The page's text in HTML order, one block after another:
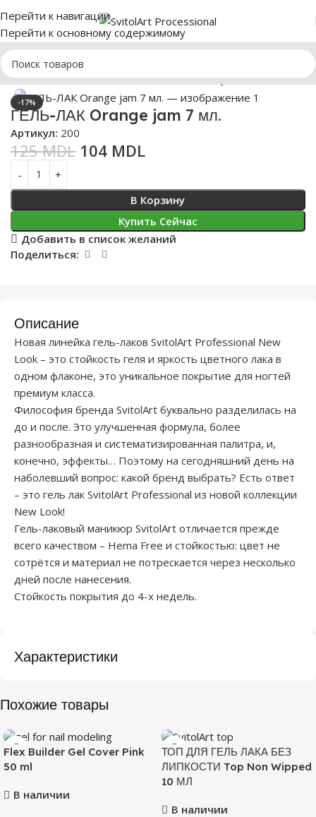
Перейти к навигации
Перейти к основному содержимому
МАНИКЮР Гель-лаки SvitolArt Lady in Red 200-290
-17%
Нажмите, чтобы увеличить
ГЕЛЬ-ЛАК Orange jam 7 мл.
Артикул: 200
125MDL 104 MDL
В Корзину
Купить Сейчас
Добавить в список желаний
Поделиться:
Описание
Новая линейка гель-лаков SvitolArt Professional New
Look – это стойкость геля и яркость цветного лака в
одном флаконе, это уникальное покрытие для ногтей
премиум класса.
Философия бренда SvitolArt буквально разделилась на
до и после. Это улучшенная формула, более
разнообразная и систематизированная палитра, и,
конечно, эффекты… Поэтому на сегодняшний день на
наболевший вопрос: какой бренд выбрать? Есть ответ
– это гель лак SvitolArt Professional из новой коллекции
New Look!
Гель-лаковый маникюр SvitolArt отличается прежде
всего качеством – Hema Free и стойкостью: цвет не
сотрётся и материал не потрескается через несколько
дней после нанесения.
Стойкость покрытия до 4-х недель.
Характеристики
Похожие товары
Flex Builder Gel Cover Pink
50 ml
В наличии
ТОП ДЛЯ ГЕЛЬ ЛАКА БЕЗ
ЛИПКОСТИ Top Non Wipped
10 МЛ
В наличии